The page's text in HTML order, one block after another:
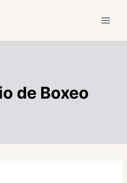
de Boxeo